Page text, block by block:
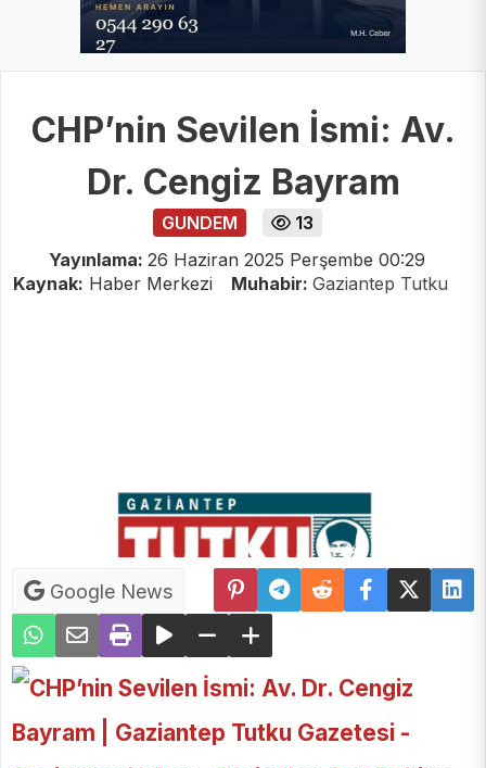
CHP’nin Sevilen İsmi: Av.
Dr. Cengiz Bayram
GUNDEM
13
Yayınlama: 26 Haziran 2025 Perşembe 00:29
Kaynak: Haber Merkezi Muhabir: Gaziantep Tutku
Google News